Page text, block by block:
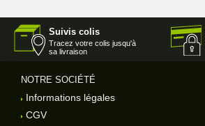
Suivis colis
Tracez votre colis jusqu'à
sa livraison
NOTRE SOCIÉTÉ
Informations légales
CGV